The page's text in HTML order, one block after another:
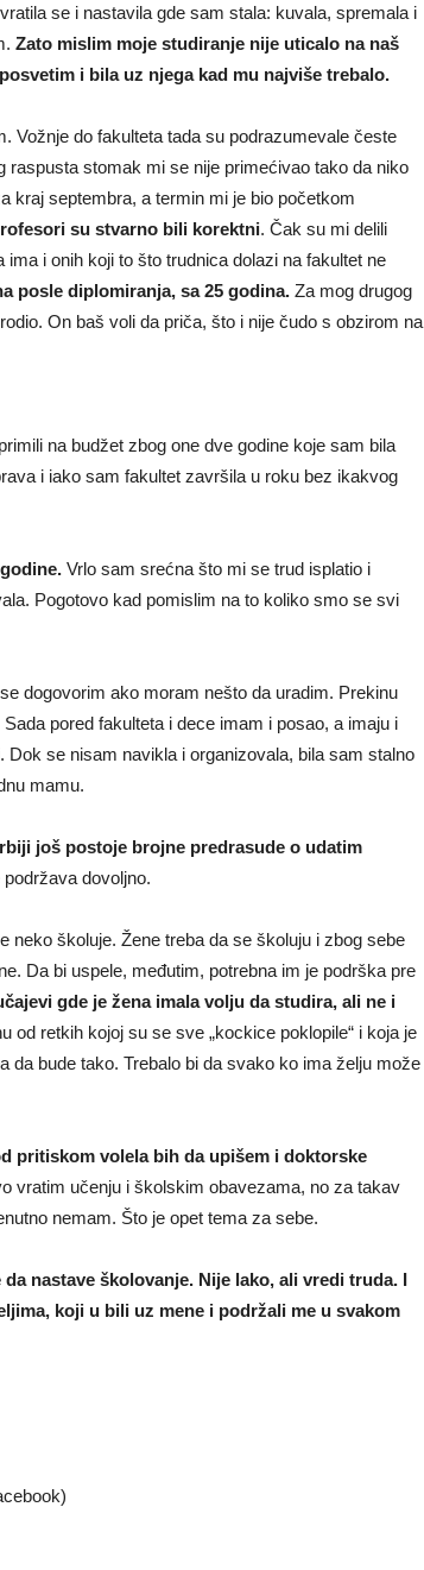
se i nastavila gde sam stala: kuvala, spremala i
Zato mislim moje studiranje nije uticalo na naš
i bila uz njega kad mu najviše trebalo.
Vožnje do fakulteta tada su podrazumevale česte
raspusta stomak mi se nije primećivao tako da niko
kraj septembra, a termin mi je bio početkom
su stvarno bili korektni. Čak su mi delili
i onih koji to što trudnica dolazi na fakultet ne
posle diplomiranja, sa 25 godina. Za mog drugog
On baš voli da priča, što i nije čudo s obzirom na
na budžet zbog one dve godine koje sam bila
i iako sam fakultet završila u roku bez ikakvog
Vrlo sam srećna što mi se trud isplatio i
Pogotovo kad pomislim na to koliko smo se svi
dogovorim ako moram nešto da uradim. Prekinu
Sada pored fakulteta i dece imam i posao, a imaju i
se nisam navikla i organizovala, bila sam stalno
mamu.
još postoje brojne predrasude o udatim
podržava dovoljno.
neko školuje. Žene treba da se školuju i zbog sebe
Da bi uspele, međutim, potrebna im je podrška pre
gde je žena imala volju da studira, ali ne i
od retkih kojoj su se sve „kockice poklopile“ i koja je
da bude tako. Trebalo bi da svako ko ima želju može
pritiskom volela bih da upišem i doktorske
vratim učenju i školskim obavezama, no za takav
nemam. Što je opet tema za sebe.
nastave školovanje. Nije lako, ali vredi truda. I
koji u bili uz mene i podržali me u svakom